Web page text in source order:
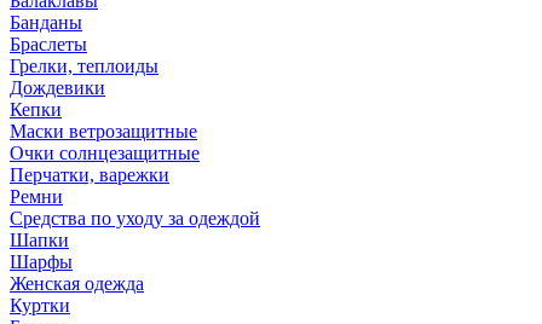
Банданы
Браслеты
Грелки, теплоиды
Дождевики
Кепки
Маски ветрозащитные
Очки солнцезащитные
Перчатки, варежки
Ремни
Средства по уходу за одеждой
Шапки
Шарфы
Женская одежда
Куртки